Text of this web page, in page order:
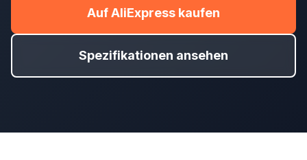
Auf AliExpress kaufen
Spezifikationen ansehen